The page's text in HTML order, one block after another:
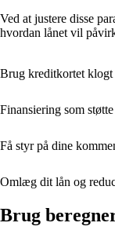
Ved at justere disse
hvordan lånet vil
Brug kreditkortet klogt
Finansiering som
Få styr på dine
Omlæg dit lån og
Brug